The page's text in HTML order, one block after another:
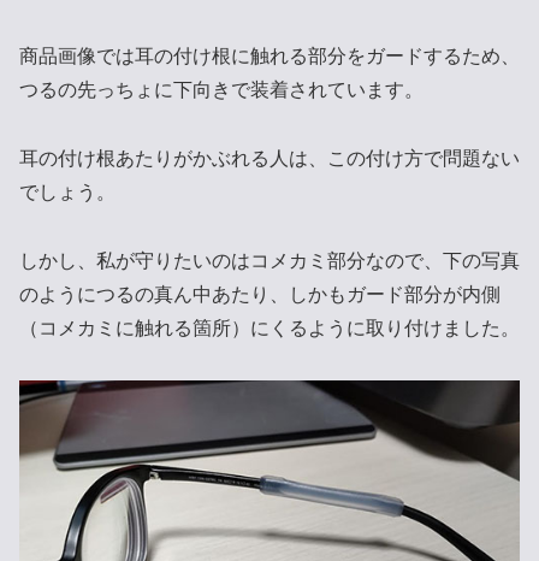
商品画像では耳の付け根に触れる部分をガードするため、
つるの先っちょに下向きで装着されています。
耳の付け根あたりがかぶれる人は、この付け方で問題ない
でしょう。
しかし、私が守りたいのはコメカミ部分なので、下の写真
のようにつるの真ん中あたり、しかもガード部分が内側
（コメカミに触れる箇所）にくるように取り付けました。